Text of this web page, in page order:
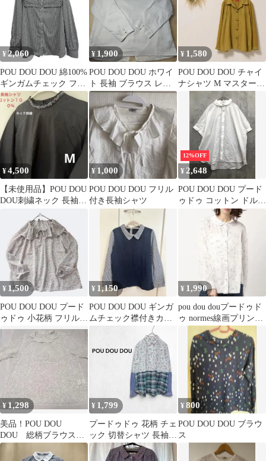
¥ 2,060
POU DOU DOU 綿100%
ギンガムチェック フリ
ル シャツ M
¥ 1,900
POU DOU DOU ホワイ
ト 長袖 ブラウス レデ
ィース
¥ 1,580
POU DOU DOU チャイ
ナシャツ M マスタード
刺繍 レース袖 綿100
¥4,500
【未使用品】POU DOU
DOU刺繍ネック 長袖ブ
ラウス タグなし
¥ 1,000
POU DOU DOU フリル
付き長袖シャツ
12%OFF
¥2,648
POU DOU DOU プード
ゥドゥ コットン ドルマ
ン袖 ブラウス シャツ
sizeM/ホワイト ■◆ レ
ディース
¥ 1,500
POU DOU DOU プード
ゥドゥ 小花柄 フリルカ
ラー ブラウス M
¥ 1,150
POU DOU DOU ギンガ
ムチェック襟付きカッ
¥ 1,990
pou dou douプードゥド
ゥ normes線画プリント
ダブル丸衿シャツ
¥ 1,298
美品！POU DOU
DOU 総柄ブラウス
サイズМ 変形襟 シ
ャツ ホワイト
¥ 1,799
プードゥドゥ 花柄 チェ
ック 切替シャツ 長袖
ブラウス M コットン
¥800
POU DOU DOU ブラウ
ス